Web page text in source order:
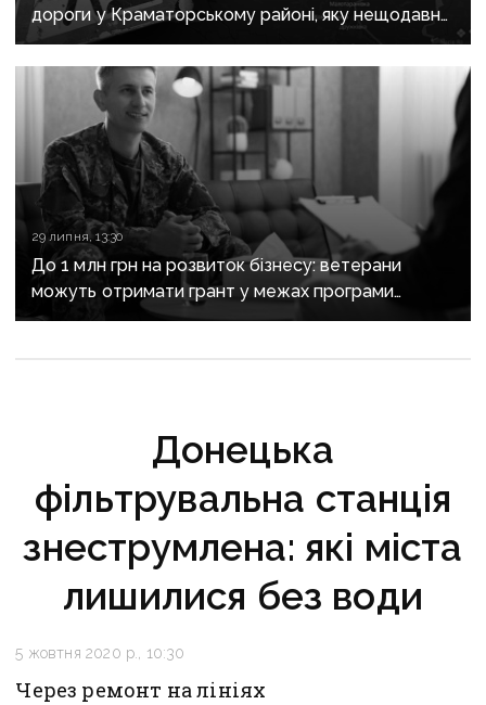
дороги у Краматорському районі, яку нещодавно
вже ремонтували
29 липня, 13:30
До 1 млн грн на розвиток бізнесу: ветерани
можуть отримати грант у межах програми
«Жити назустріч»
Донецька
фільтрувальна станція
знеструмлена: які міста
лишилися без води
5 жовтня 2020 р., 10:30
Через ремонт на лініях